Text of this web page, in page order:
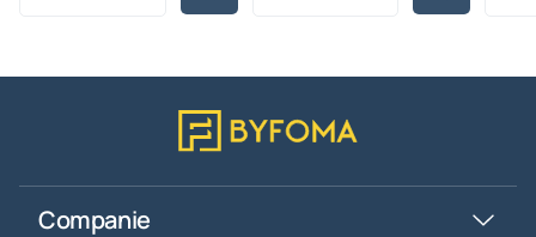
Companie